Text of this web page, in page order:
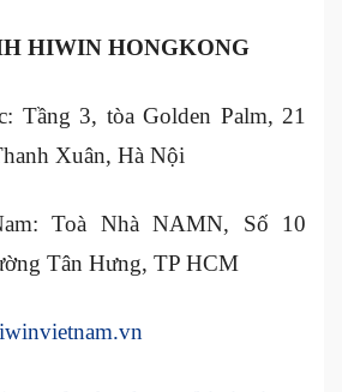
HIWIN HONGKONG
Tầng 3, tòa Golden Palm, 21
Xuân, Hà Nội
Toà Nhà NAMN, Số 10
Tân Hưng, TP HCM